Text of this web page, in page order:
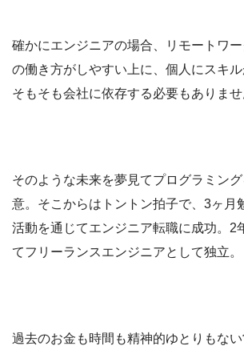
確かにエンジニアの場合、リモートワ
の働き方がしやすい上に、個人にスキル
そもそも会社に依存する必要もありませ
そのような未来を夢見てプログラミン
意。そこからはトントン拍子で、3ヶ月
活動を通じてエンジニア転職に成功。2
てフリーランスエンジニアとして独立。
過去のお金も時間も精神的ゆとりもな